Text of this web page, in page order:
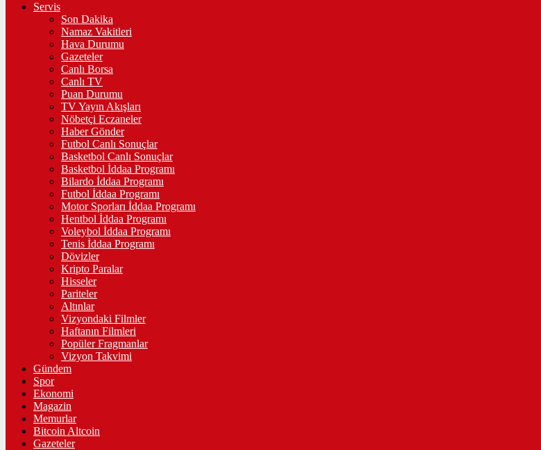
Servis
Son Dakika
Namaz Vakitleri
Hava Durumu
Gazeteler
Canlı Borsa
Canlı TV
Puan Durumu
TV Yayın Akışları
Nöbetçi Eczaneler
Haber Gönder
Futbol Canlı Sonuçlar
Basketbol Canlı Sonuçlar
Basketbol İddaa Programı
Bilardo İddaa Programı
Futbol İddaa Programı
Motor Sporları İddaa Programı
Hentbol İddaa Programı
Voleybol İddaa Programı
Tenis İddaa Programı
Dövizler
Kripto Paralar
Hisseler
Pariteler
Altınlar
Vizyondaki Filmler
Haftanın Filmleri
Popüler Fragmanlar
Vizyon Takvimi
Gündem
Spor
Ekonomi
Magazin
Memurlar
Bitcoin Altcoin
Gazeteler